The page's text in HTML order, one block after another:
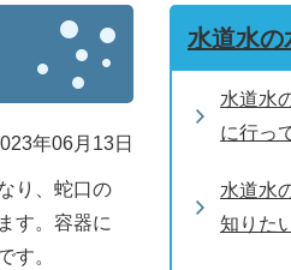
年06月13日
り、蛇口の
す。容器に
す。
水道水の
水道水
に行っ
水道水
知りた